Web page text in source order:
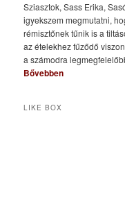
Sziasztok, Sass Erika,
igyekszem megmutatni,
rémisztőnek tűnik is a
az ételekhez fűződő
a számodra
Bővebben
LIKE BOX